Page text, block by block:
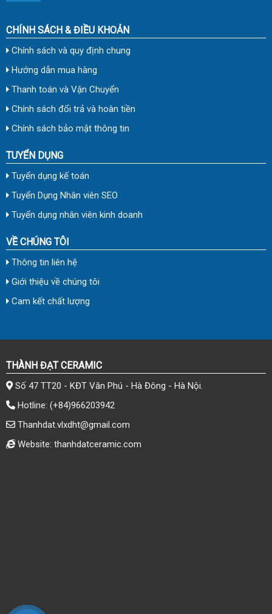
CHÍNH SÁCH & ĐIỀU KHOẢN
Chính sách và quy định chung
Hướng dẫn mua hàng
Thanh toán và Vận Chuyển
Chính sách đổi trả và hoàn tiền
Chính sách bảo mật thông tin
TUYỂN DỤNG
Tuyển dụng kế toán
Tuyển Dụng Nhân viên SEO
Tuyển dụng nhân viên kinh doanh
VỀ CHÚNG TÔI
Thông tin liên hệ
Giới thiệu về chúng tôi
Cam kết chất lượng
THÀNH ĐẠT CERAMIC
Số 47 TT20 - KĐT Văn Phú - Hà Đông - Hà Nội.
Hotline: (+84)966203942
Thanhdat.vlxdht@gmail.com
Website: thanhdatceramic.com